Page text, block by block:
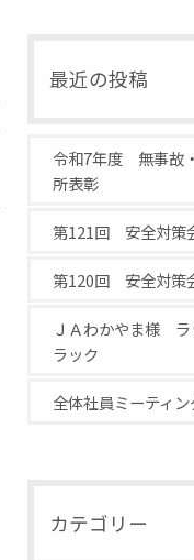
最近の投稿
令和7年度 無事故
所表彰
第121回 安全対策
第120回 安全対策
ＪＡわかやま様 ラ
ラック
全体社員ミーティン
カテゴリー